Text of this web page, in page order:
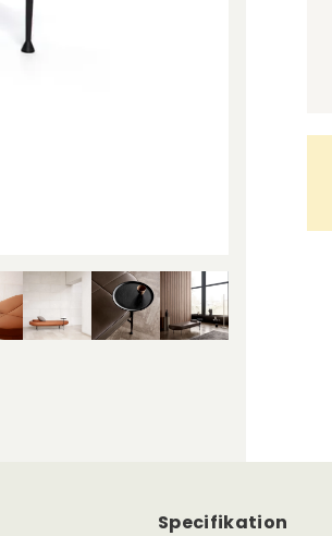
Specifikation